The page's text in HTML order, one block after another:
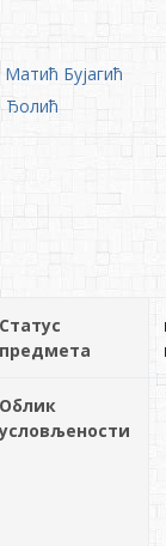
Бујагић
Ђолић
Статус
предмета
Облик
условљености